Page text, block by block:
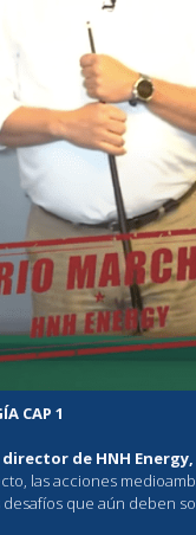
CAP 1
de HNH Energy,
las acciones
que aún deben